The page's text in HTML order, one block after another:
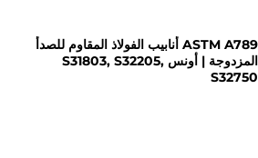
ASTM A789 أنابيب الفولاذ المقاوم للصدأ
المزدوجة | أونس S31803, S32205,
S32750